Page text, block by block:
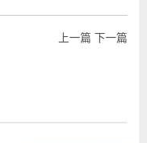
上一篇 下一篇